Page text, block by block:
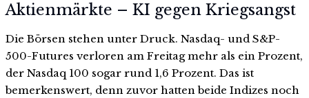
Aktienmärkte – KI gegen Kriegsangst
Die Börsen stehen unter Druck. Nasdaq- und S&P-
500-Futures verloren am Freitag mehr als ein Prozent,
der Nasdaq 100 sogar rund 1,6 Prozent. Das ist
bemerkenswert, denn zuvor hatten beide Indizes noch